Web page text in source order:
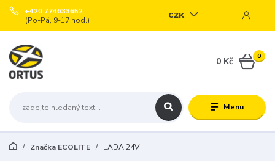
Menu
CZK
+420 774633652
(Po-Pá, 9-17 hod.)
0
0 Kč
Značka ECOLITE LADA 24V